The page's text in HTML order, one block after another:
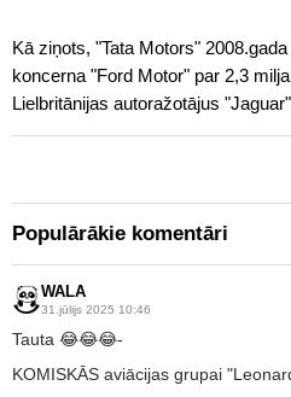
Kā ziņots, "Tata Motors"
koncerna "Ford Motor" par 2,3
Lielbritānijas autoražotājus
Populārākie komentāri
WALA
31.jūlijs 2025 10:46
Tauta 😂😂😂-
KOMISKĀS aviācijas grupai